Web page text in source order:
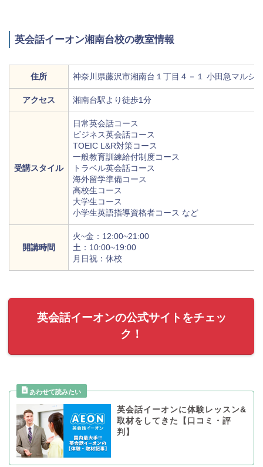
英会話イーオン湘南台校の教室情報
住所 神奈川県藤沢市湘南台１丁目４－１ 小田急マルシ
アクセス 湘南台駅より徒歩1分
受講スタイル
日常英会話コース
ビジネス英会話コース
TOEIC L&R対策コース
一般教育訓練給付制度コース
トラベル英会話コース
海外留学準備コース
高校生コース
大学生コース
小学生英語指導資格者コース など
開講時間
火~金：12:00~21:00
土：10:00~19:00
月日祝：休校
英会話イーオンの公式サイトをチェッ
ク！
英会話イーオンに体験レッスン&
取材をしてきた【口コミ・評
判】